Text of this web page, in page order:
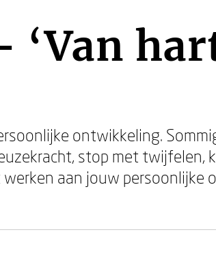
‘Van
ontwikkeling.
stop met twijfelen,
aan jouw persoonlijke